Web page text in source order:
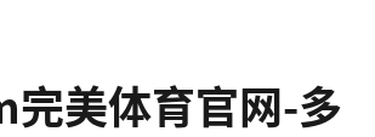
美体育官网-多